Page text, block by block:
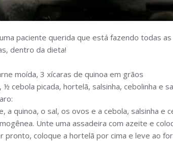
paciente querida que está fazendo todas
dentro da dieta!
moída, 3 xícaras de quinoa em grãos
½ cebola picada, hortelã, salsinha, cebolinha e
a quinoa, o sal, os ovos e a cebola, salsinha e
Unte uma assadeira com azeite e
pronto, coloque a hortelã por cima e leve ao